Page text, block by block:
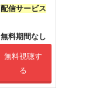
配信サービス
無料期間なし
無料視聴す
る